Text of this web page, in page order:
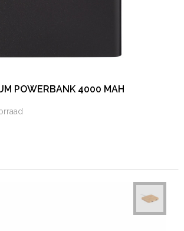
POWERBANK 4000 MAH